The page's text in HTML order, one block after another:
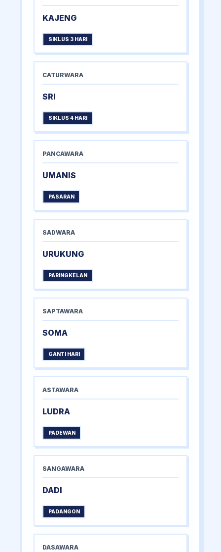
KAJENG
SIKLUS 3 HARI
CATURWARA
SRI
SIKLUS 4 HARI
PANCAWARA
UMANIS
PASARAN
SADWARA
URUKUNG
PARINGKELAN
SAPTAWARA
SOMA
GANTI HARI
ASTAWARA
LUDRA
PADEWAN
SANGAWARA
DADI
PADANGON
DASAWARA